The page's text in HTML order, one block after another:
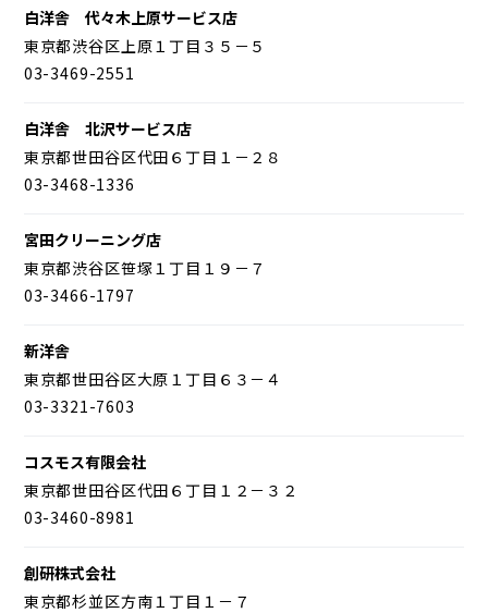
白洋舎 代々木上原サービス店
東京都渋谷区上原１丁目３５－５
03-3469-2551
白洋舎 北沢サービス店
東京都世田谷区代田６丁目１－２８
03-3468-1336
宮田クリーニング店
東京都渋谷区笹塚１丁目１９－７
03-3466-1797
新洋舎
東京都世田谷区大原１丁目６３－４
03-3321-7603
コスモス有限会社
東京都世田谷区代田６丁目１２－３２
03-3460-8981
創研株式会社
東京都杉並区方南１丁目１－７